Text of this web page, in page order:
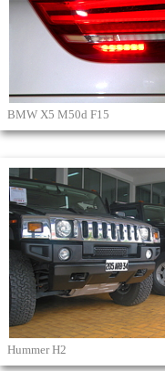
BMW X5 M50d F15
Hummer H2